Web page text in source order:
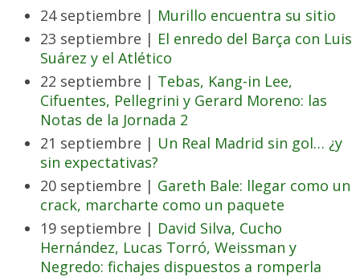
24 septiembre | Murillo encuentra su sitio
23 septiembre | El enredo del Barça con Luis
Suárez y el Atlético
22 septiembre | Tebas, Kang-in Lee,
Cifuentes, Pellegrini y Gerard Moreno: las
Notas de la Jornada 2
21 septiembre | Un Real Madrid sin gol… ¿y
sin expectativas?
20 septiembre | Gareth Bale: llegar como un
crack, marcharte como un paquete
19 septiembre | David Silva, Cucho
Hernández, Lucas Torró, Weissman y
Negredo: fichajes dispuestos a romperla